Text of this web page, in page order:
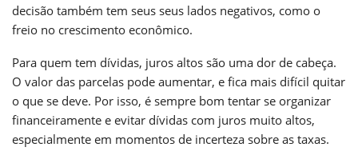
decisão também tem seus seus lados negativos, como o
freio no crescimento econômico.
Para quem tem dívidas, juros altos são uma dor de cabeça.
O valor das parcelas pode aumentar, e fica mais difícil quitar
o que se deve. Por isso, é sempre bom tentar se organizar
financeiramente e evitar dívidas com juros muito altos,
especialmente em momentos de incerteza sobre as taxas.